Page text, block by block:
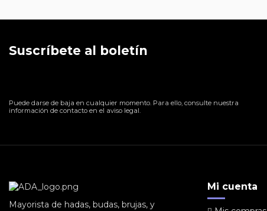
Suscríbete al boletín
Puede darse de baja en cualquier momento. Para ello, consulte nuestra
información de contacto en el aviso legal.
Mayorista de hadas, budas, brujas, y
Mi cuenta